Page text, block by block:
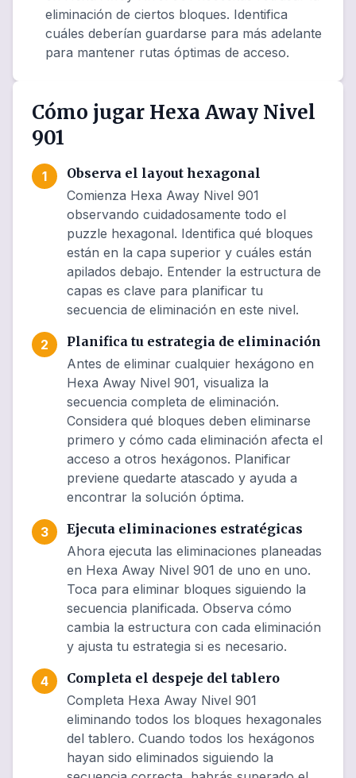
eliminación de ciertos bloques. Identifica
cuáles deberían guardarse para más adelante
para mantener rutas óptimas de acceso.
Cómo jugar Hexa Away Nivel
901
1
Observa el layout hexagonal
Comienza Hexa Away Nivel 901
observando cuidadosamente todo el
puzzle hexagonal. Identifica qué bloques
están en la capa superior y cuáles están
apilados debajo. Entender la estructura de
capas es clave para planificar tu
secuencia de eliminación en este nivel.
2
Planifica tu estrategia de eliminación
Antes de eliminar cualquier hexágono en
Hexa Away Nivel 901, visualiza la
secuencia completa de eliminación.
Considera qué bloques deben eliminarse
primero y cómo cada eliminación afecta el
acceso a otros hexágonos. Planificar
previene quedarte atascado y ayuda a
encontrar la solución óptima.
3
Ejecuta eliminaciones estratégicas
Ahora ejecuta las eliminaciones planeadas
en Hexa Away Nivel 901 de uno en uno.
Toca para eliminar bloques siguiendo la
secuencia planificada. Observa cómo
cambia la estructura con cada eliminación
y ajusta tu estrategia si es necesario.
4
Completa el despeje del tablero
Completa Hexa Away Nivel 901
eliminando todos los bloques hexagonales
del tablero. Cuando todos los hexágonos
hayan sido eliminados siguiendo la